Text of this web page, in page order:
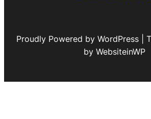
Proudly Powered by WordPress |
by WebsiteinWP